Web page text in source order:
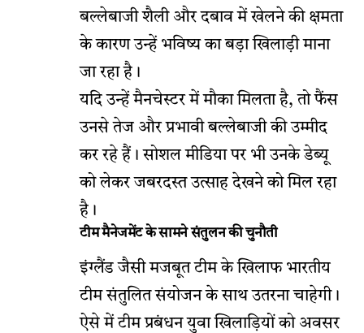
बल्लेबाजी शैली और दबाव में खेलने की क्षमता
के कारण उन्हें भविष्य का बड़ा खिलाड़ी माना
जा रहा है।
यदि उन्हें मैनचेस्टर में मौका मिलता है, तो फैंस
उनसे तेज और प्रभावी बल्लेबाजी की उम्मीद
कर रहे हैं। सोशल मीडिया पर भी उनके डेब्यू
को लेकर जबरदस्त उत्साह देखने को मिल रहा
है।
टीम मैनेजमेंट के सामने संतुलन की चुनौती
इंग्लैंड जैसी मजबूत टीम के खिलाफ भारतीय
टीम संतुलित संयोजन के साथ उतरना चाहेगी।
ऐसे में टीम प्रबंधन युवा खिलाड़ियों को अवसर